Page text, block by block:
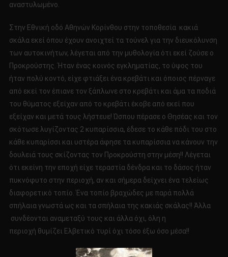
αναστυλωμένο.
Στην Εθνική οδό Αθηνών Κορίνθου στην τοποθεσία κακιά
σκάλα εκεί όπου έχουν ανοιχτεί τα τούνελ για την διευκόλυνση
των αυτοκινήτων, λέγεται από την μυθολογία ότι εκεί ζούσε ο
Προκρούστης. Ήταν ένας κοινός εγκληματίας, το ύψος του
ήταν πολύ κοντό, είχε φτιάξει ένα κρεβάτι και όποιος πέρναγε
από εκεί τον έπιανε τον ξάπλωνε στο κρεβάτι και άμα τα ποδιά
του θύματος εξείχαν από το κρεβάτι έκοβε από εκεί που
εξείχαν και μετά τους λήστευε! Ώσπου πέρασε ο Θησέας και τον
σκότωσε λυγίζοντας 2 κυπαρίσσια, έδεσε το κάθε πόδι του στο
κάθε κυπαρίσσι και υστέρα άφησε τα κυπαρίσσια να κάνουν την
δουλειά τους σκίζοντας τον Προκρούστη στην μέση!! Λέγεται
ότι εκείνη την εποχή είχε τεραστία δένδρα και το δάσος ήταν
πυκνόφυτο στην περιοχή, αν και σήμερα δείχνει ένα τελείως
διαφορετικό τοπίο. Ένα τοπίο βραχώδες με παρά πολλά
σπήλαια γνωστά ως και τα σπήλαια της κακιάς σκάλας!! Άλλα
συνδέονται αναμεταξύ τους και άλλα όχι, όλη η
περιοχή θυμίζει Ελβετικό τυρί όχι τόσο έξω όσο μέσα!!